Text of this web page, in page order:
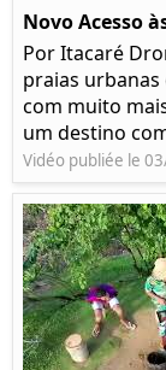
Novo Acesso
Por Itacaré
praias
com muito
um destino
Vidéo publiée le